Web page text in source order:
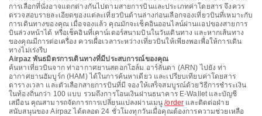
การเลือกที่นั่งอาจแตกต่างกันไปตามสายการบินและประเภทค่าโดยสาร จึงควร
ตรวจสอบรายละเอียดของแต่ละเที่ยวบินด้านล่างก่อนเลือกจองเที่ยวบินที่เหมาะกับ
การเดินทางของคุณ เมื่อจองแล้ว คุณมักจะเช็คอินออนไลน์ผ่านแอปของสายการ
บินล่วงหน้าได้ หรือเช็คอินที่เคาน์เตอร์สนามบินในวันเดินทาง และหากเส้นทาง
ของคุณมีการต่อเครื่อง ควรเผื่อเวลาระหว่างเที่ยวบินให้เพียงพอเพื่อให้การเดิน
ทางไม่เร่งรีบ
Airpaz พันธมิตรการเดินทางที่มีประสบการณ์ของคุณ
ค้นหาเที่ยวบินจาก ท่าอากาศยานสตอกโฮล์ม อาร์ลันดา (ARN) ไปยัง ท่า
อากาศยานฮัมบูร์ก (HAM) ได้ในการค้นหาเดียว และเปรียบเทียบค่าโดยสาร
ตารางเวลา และตัวเลือกสายการบินที่มี จองให้เสร็จสมบูรณ์ด้วยวิธีการชำระเงิน
ในท้องถิ่นกว่า 100 แบบ รวมถึงการโอนเงินผ่านธนาคาร E-Wallet และบัญชี
เสมือน คุณสามารถจัดการการเปลี่ยนแปลงผ่านเมนู/order และติดต่อฝ่าย
สนับสนุนของ Airpaz ได้ตลอด 24 ชั่วโมงทุกวันเมื่อคุณต้องการความช่วยเหลือ